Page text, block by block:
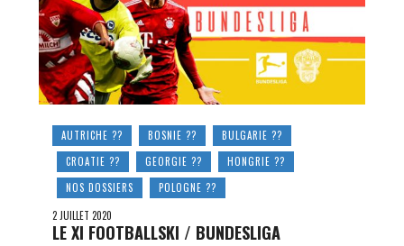
AUTRICHE ?? BOSNIE ??
BULGARIE ??
CROATIE ??
GEORGIE ??
HONGRIE ??
NOS DOSSIERS
POLOGNE ??
2 JUILLET 2020
LE XI FOOTBALLSKI / BUNDESLIGA